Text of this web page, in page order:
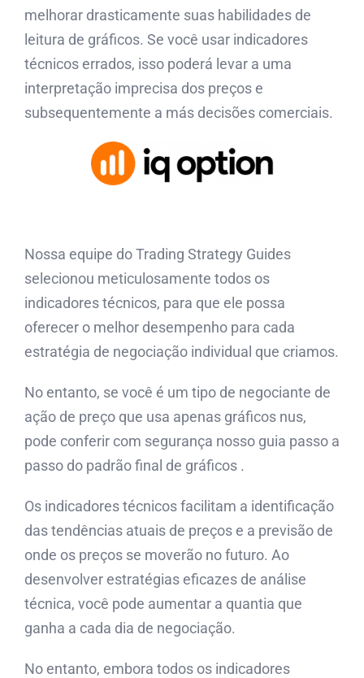
melhorar drasticamente suas habilidades de
leitura de gráficos. Se você usar indicadores
técnicos errados, isso poderá levar a uma
interpretação imprecisa dos preços e
subsequentemente a más decisões comerciais.
Nossa equipe do Trading Strategy Guides
selecionou meticulosamente todos os
indicadores técnicos, para que ele possa
oferecer o melhor desempenho para cada
estratégia de negociação individual que criamos.
No entanto, se você é um tipo de negociante de
ação de preço que usa apenas gráficos nus,
pode conferir com segurança nosso guia passo a
passo do padrão final de gráficos .
Os indicadores técnicos facilitam a identificação
das tendências atuais de preços e a previsão de
onde os preços se moverão no futuro. Ao
desenvolver estratégias eficazes de análise
técnica, você pode aumentar a quantia que
ganha a cada dia de negociação.
No entanto, embora todos os indicadores